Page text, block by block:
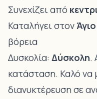
Συνεχίζει από
Καταλήγει στον
βόρεια
Δυσκολία: Δύσκολη.
κατάσταση. Καλό να
διανυκτέρευση σε